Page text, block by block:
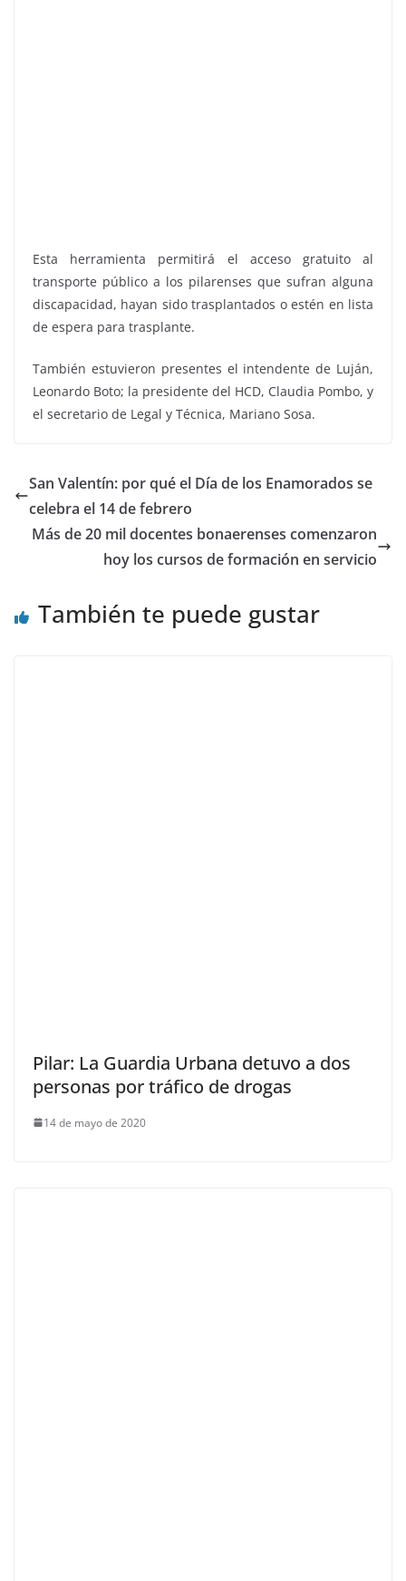
Esta herramienta permitirá el acceso gratuito al
transporte público a los pilarenses que sufran alguna
discapacidad, hayan sido trasplantados o estén en lista
de espera para trasplante.
También estuvieron presentes el intendente de Luján,
Leonardo Boto; la presidente del HCD, Claudia Pombo, y
el secretario de Legal y Técnica, Mariano Sosa.
San Valentín: por qué el Día de los Enamorados se
celebra el 14 de febrero
Más de 20 mil docentes bonaerenses comenzaron
hoy los cursos de formación en servicio
También te puede gustar
Pilar: La Guardia Urbana detuvo a dos
personas por tráfico de drogas
14 de mayo de 2020